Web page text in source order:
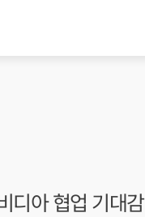
디아 협업 기대감